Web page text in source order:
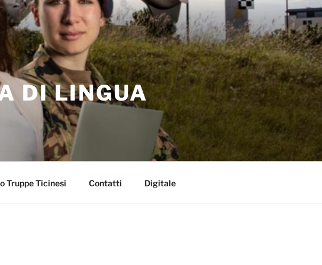
DI LINGUA
Truppe Ticinesi Contatti Digitale